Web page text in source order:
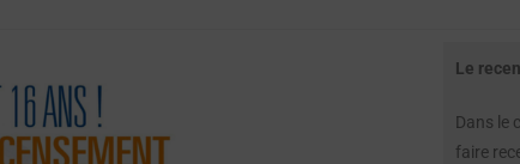
Le
Dans le
faire